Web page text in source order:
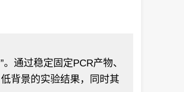
通过稳定固定PCR产物、
背景的实验结果，同时其